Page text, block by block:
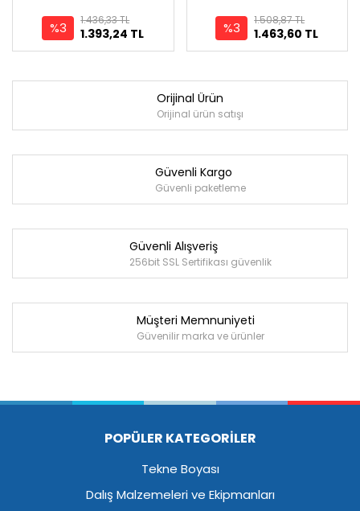
%3 1.393,24 TL
1.436,33 TL %3 1.463,60 TL
1.508,87 TL
Orijinal Ürün
Orijinal ürün satışı
Güvenli Kargo
Güvenli paketleme
Güvenli Alışveriş
256bit SSL Sertifikası güvenlik
Müşteri Memnuniyeti
Güvenilir marka ve ürünler
POPÜLER KATEGORİLER
Tekne Boyası
Dalış Malzemeleri ve Ekipmanları